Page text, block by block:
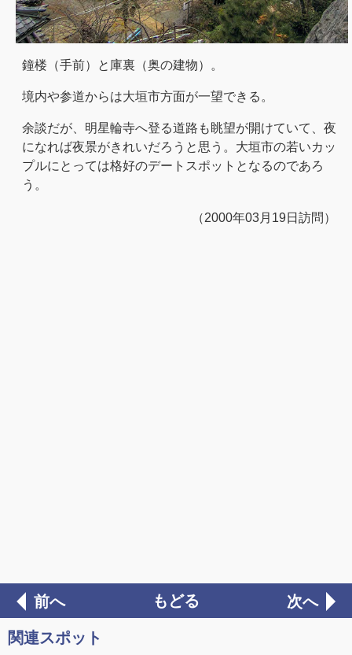
鐘楼（手前）と庫裏（奥の建物）。
境内や参道からは大垣市方面が一望できる。
余談だが、明星輪寺へ登る道路も眺望が開けていて、夜
になれば夜景がきれいだろうと思う。大垣市の若いカッ
プルにとっては格好のデートスポットとなるのであろ
う。
（2000年03月19日訪問）
前へ もどる 次へ
関連スポット